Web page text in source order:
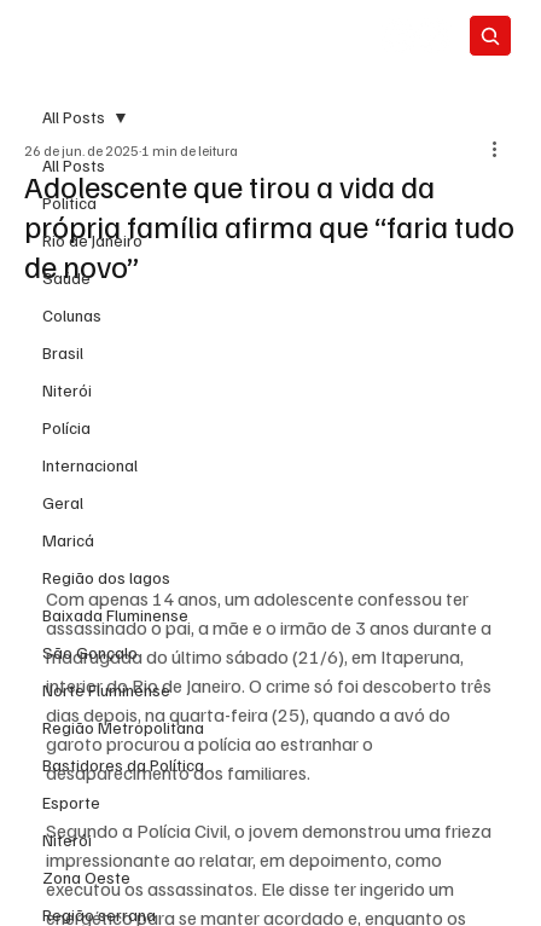
All Posts
Política
Rio de Janeiro
Saúde
Colunas
Brasil
Niterói
Polícia
Internacional
Geral
Maricá
Região dos lagos
Baixada Fluminense
São Gonçalo
Norte Fluminense
Região Metropolitana
Bastidores da Política
Esporte
Niterói
Zona Oeste
Região serrana
All Posts
Adolescente que tirou a vida da
própria família afirma que “faria tudo
de novo”
26 de jun. de 2025 1 min de leitura
Com apenas 14 anos, um adolescente confessou ter
assassinado o pai, a mãe e o irmão de 3 anos durante a
madrugada do último sábado (21/6), em Itaperuna,
interior do Rio de Janeiro. O crime só foi descoberto três
dias depois, na quarta-feira (25), quando a avó do
garoto procurou a polícia ao estranhar o
desaparecimento dos familiares.
Segundo a Polícia Civil, o jovem demonstrou uma frieza
impressionante ao relatar, em depoimento, como
executou os assassinatos. Ele disse ter ingerido um
energético para se manter acordado e, enquanto os